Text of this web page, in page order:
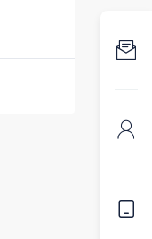


